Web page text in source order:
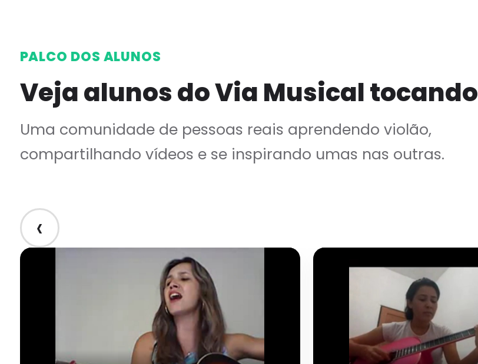
PALCO DOS ALUNOS
Veja alunos do Via Musical tocando
Uma comunidade de pessoas reais aprendendo violão,
compartilhando vídeos e se inspirando umas nas outras.
‹